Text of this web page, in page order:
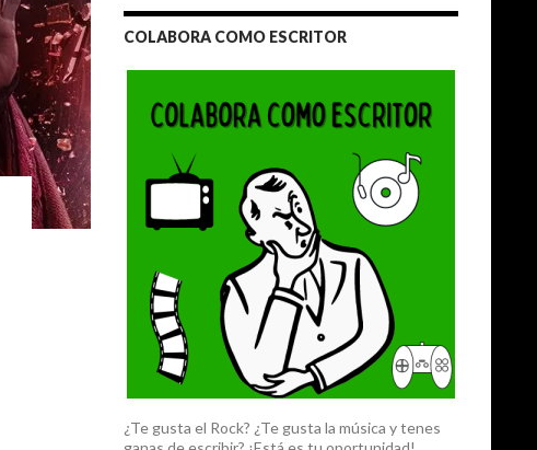
COLABORA COMO ESCRITOR
¿Te gusta el Rock? ¿Te gusta la música y tenes